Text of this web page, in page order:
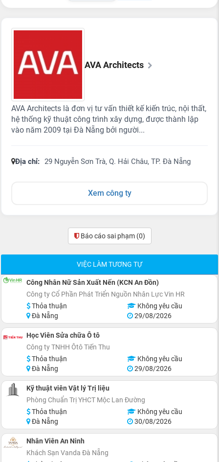
AVA Architects
AVA Architects là đơn vị tư vấn thiết kế kiến trúc, nội thất,
hệ thống kỹ thuật công trình xây dựng, được thành lập
vào năm 2009 tại Đà Nẵng bởi người...
Địa chỉ: 29 Nguyễn Sơn Trà, Q. Hải Châu, TP. Đà Nẵng
Xem công ty
Báo cáo sai phạm (0)
VIỆC LÀM TƯƠNG TỰ
Công Nhân Nữ Sản Xuất Nến (KCN An Đồn)
Công ty Cổ Phần Phát Triển Nguồn Nhân Lực Vin HR
Thỏa thuận
Không yêu cầu
Đà Nẵng
29/08/2026
Học Viên Sửa chữa Ô tô
Công ty TNHH Ôtô Tiến Thu
Thỏa thuận
Không yêu cầu
Đà Nẵng
29/08/2026
Kỹ thuật viên Vật lý Trị liệu
Phòng Chuẩn Trị YHCT Mộc Lan Đường
Thỏa thuận
Không yêu cầu
Đà Nẵng
30/08/2026
Nhân Viên An Ninh
Khách Sạn Vanda Đà Nẵng